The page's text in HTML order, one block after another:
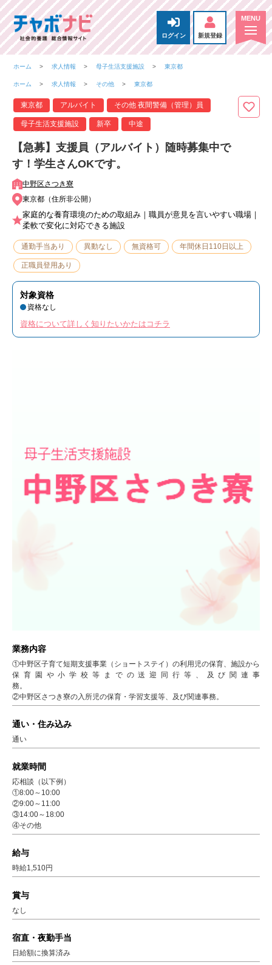
ログイン 新規登録
ホーム 求人情報 母子生活支援施設 東京都
ホーム 求人情報 その他 東京都
東京都 アルバイト その他 夜間警備（管理）員
母子生活支援施設 新卒 中途
【急募】支援員（アルバイト）随時募集中で
す！学生さんOKです。
中野区さつき寮
東京都（住所非公開）
家庭的な養育環境のための取組み｜職員が意見を言いやすい職場｜
柔軟で変化に対応できる施設
通勤手当あり 異動なし 無資格可 年間休日110日以上
正職員登用あり
対象資格
資格なし
資格について詳しく知りたいかたはコチラ
業務内容
①中野区子育て短期支援事業（ショートステイ）の利用児の保育、施設から
保育園や小学校等までの送迎同行等、及び関連事
務
②中野区さつき寮の入所児の保育・学習支援等、及び関連事務。
通い・住み込み
通い
就業時間
応相談（以下例）
①8:00～10:00
②9:00～11:00
③14:00～18:00
④その他
給与
時給1,510円
賞与
なし
宿直・夜勤手当
日給額に換算済み